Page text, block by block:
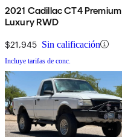
2021 Cadillac CT4 Premium
Luxury RWD
$21,945 Sin calificación
Incluye tarifas de conc.